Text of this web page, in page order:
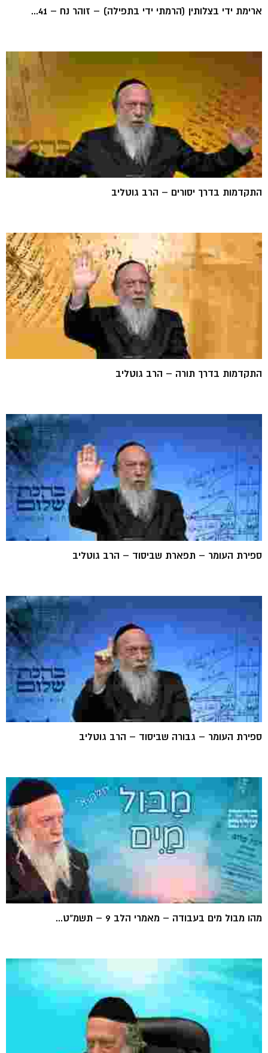
ארימת ידי בצלותין (הרמתי ידי בתפילה) – זוהר נח – 41...
התקדמות בדרך יסורים – הרב גוטליב
התקדמות בדרך תורה – הרב גוטליב
ספירת העומר – תפארת שביסוד – הרב גוטליב
ספירת העומר – גבורה שביסוד – הרב גוטליב
מהו מבול מים בעבודה – מאמרי הלב 9 – תשמ"ט...